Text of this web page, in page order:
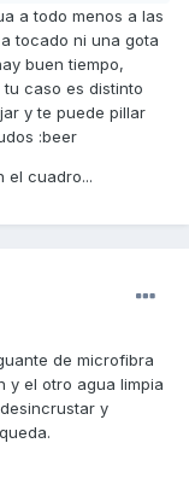
a todo menos a las
tocado ni una gota
buen tiempo,
caso es distinto
y te puede pillar
:beer
el cuadro...
de microfibra
y el otro agua limpia
y